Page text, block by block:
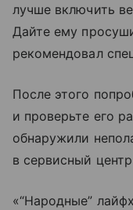
лучше включить
Дайте ему
рекомендовал
После этого
и проверьте его
обнаружили
в сервисный
«“Народные”